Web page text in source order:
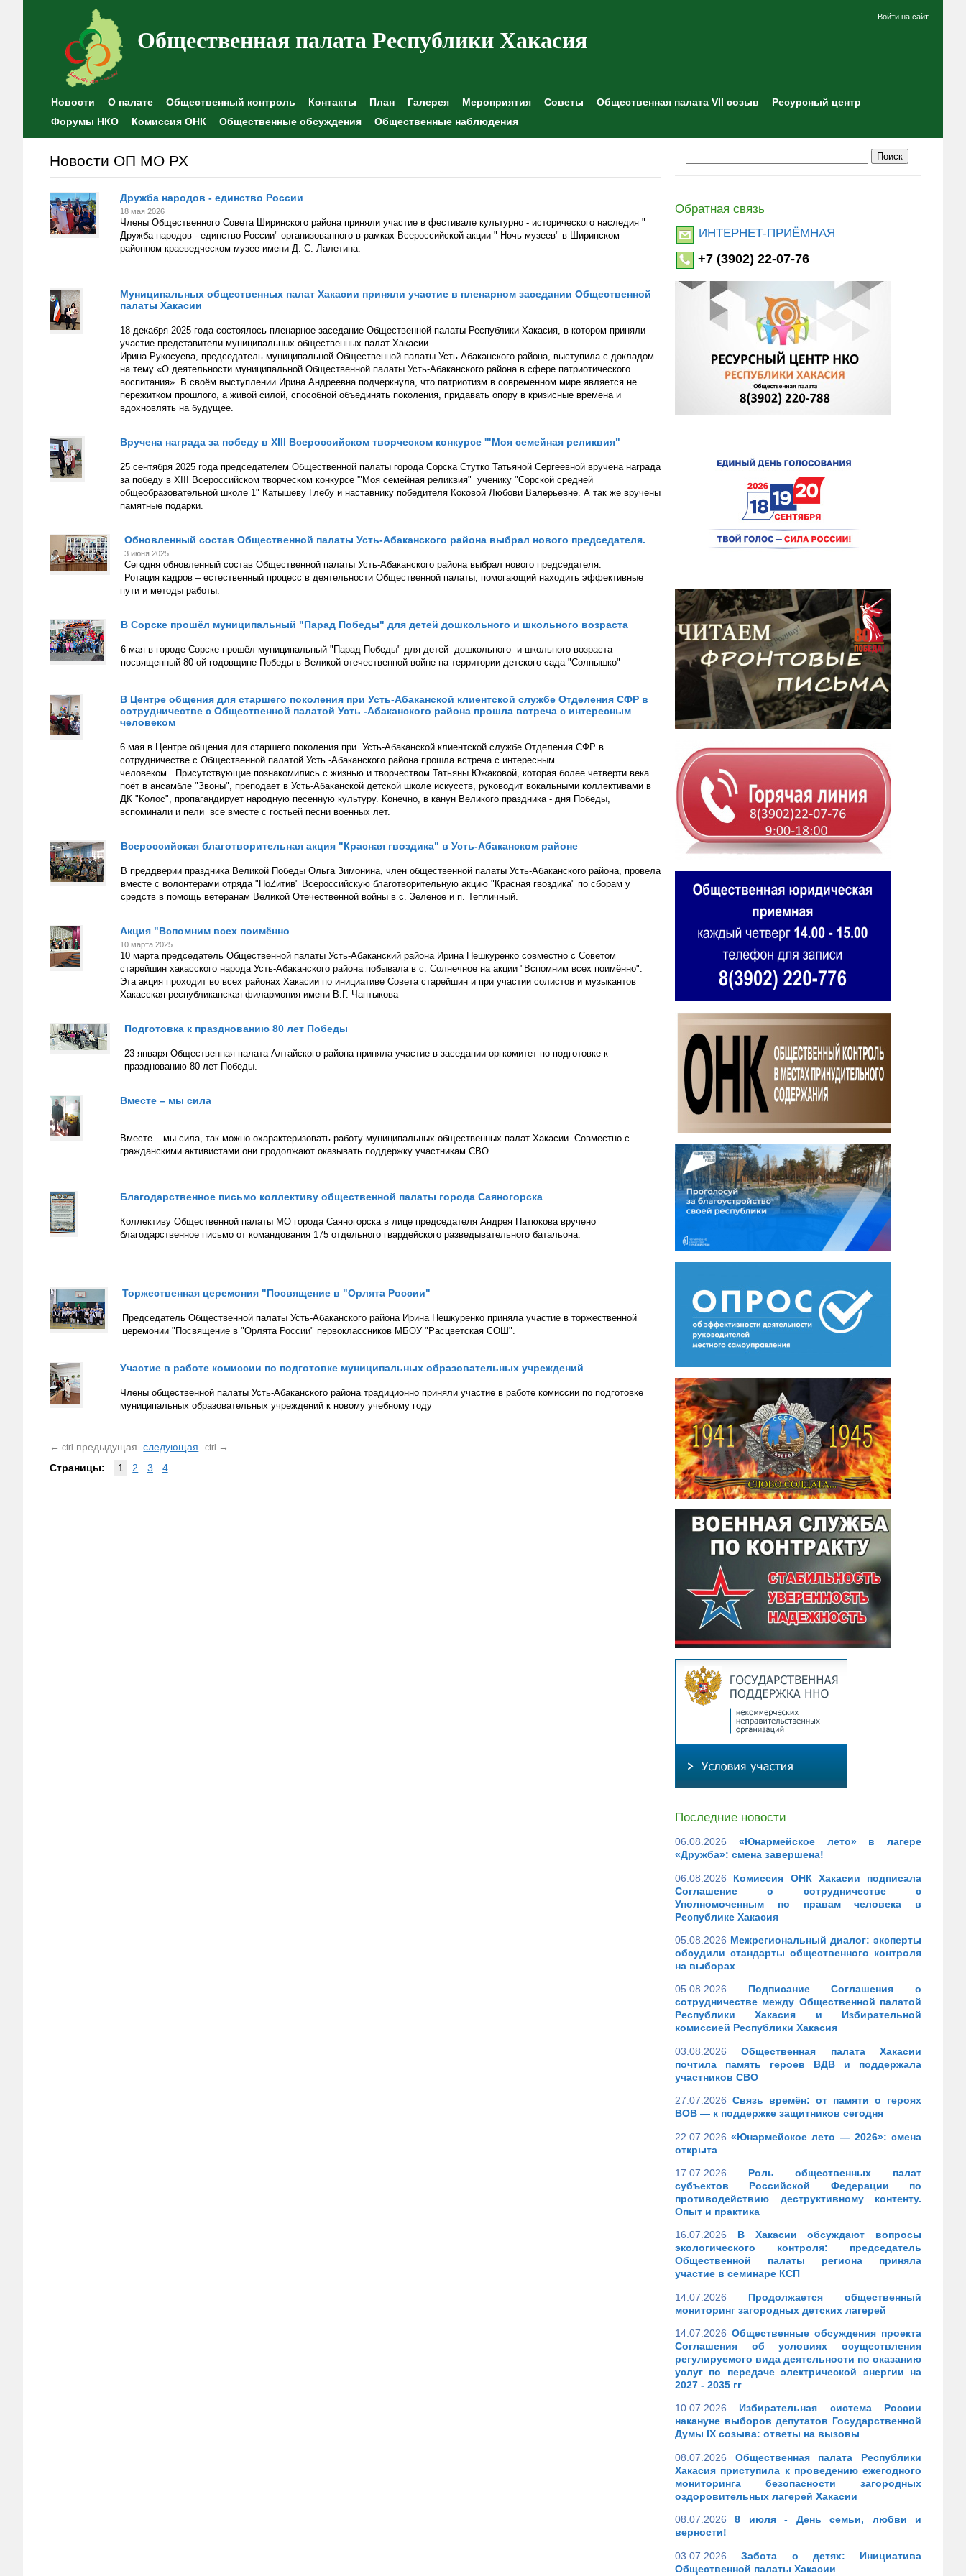
Общественная палата Республики Хакасия
Войти на сайт
Новости О палате Общественный контроль Контакты План Галерея Мероприятия Советы Общественная палата VII созыв
Ресурсный центр
Форумы НКО
Комиссия ОНК Общественные обсуждения Общественные наблюдения
Новости ОП МО РХ
Дружба народов - единство России
18 мая 2026
Члены Общественного Совета Ширинского района приняли участие в фестивале культурно - исторического наследия "
Дружба народов - единство России" организованного в рамках Всероссийской акции " Ночь музеев" в Ширинском
районном краеведческом музее имени Д. С. Лалетина.
Муниципальных общественных палат Хакасии приняли участие в пленарном заседании Общественной
палаты Хакасии
18 декабря 2025 года состоялось пленарное заседание Общественной палаты Республики Хакасия, в котором приняли
участие представители муниципальных общественных палат Хакасии.
Ирина Рукосуева, председатель муниципальной Общественной палаты Усть-Абаканского района, выступила с докладом
на тему «О деятельности муниципальной Общественной палаты Усть-Абаканского района в сфере патриотического
воспитания». В своём выступлении Ирина Андреевна подчеркнула, что патриотизм в современном мире является не
пережитком прошлого, а живой силой, способной объединять поколения, придавать опору в кризисные времена и
вдохновлять на будущее.
Вручена награда за победу в XIII Всероссийском творческом конкурсе '"Моя семейная реликвия"
25 сентября 2025 года председателем Общественной палаты города Сорска Стутко Татьяной Сергеевной вручена награда
за победу в XIII Всероссийском творческом конкурсе '"Моя семейная реликвия" ученику "Сорской средней
общеобразовательной школе 1" Катышеву Глебу и наставнику победителя Коковой Любови Валерьевне. А так же вручены
памятные подарки.
Обновленный состав Общественной палаты Усть-Абаканского района выбрал нового председателя.
3 июня 2025
Сегодня обновленный состав Общественной палаты Усть-Абаканского района выбрал нового председателя.
Ротация кадров – естественный процесс в деятельности Общественной палаты, помогающий находить эффективные
пути и методы работы.
В Сорске прошёл муниципальный "Парад Победы" для детей дошкольного и школьного возраста
6 мая в городе Сорске прошёл муниципальный "Парад Победы" для детей дошкольного и школьного возраста
посвященный 80-ой годовщине Победы в Великой отечественной войне на территории детского сада "Солнышко"
В Центре общения для старшего поколения при Усть-Абаканской клиентской службе Отделения СФР в
сотрудничестве с Общественной палатой Усть -Абаканского района прошла встреча с интересным
человеком
6 мая в Центре общения для старшего поколения при Усть-Абаканской клиентской службе Отделения СФР в
сотрудничестве с Общественной палатой Усть -Абаканского района прошла встреча с интересным
человеком. Присутствующие познакомились с жизнью и творчеством Татьяны Южаковой, которая более четверти века
поёт в ансамбле "Звоны", преподает в Усть-Абаканской детской школе искусств, руководит вокальными коллективами в
ДК "Колос", пропагандирует народную песенную культуру. Конечно, в канун Великого праздника - дня Победы,
вспоминали и пели все вместе с гостьей песни военных лет.
Всероссийская благотворительная акция "Красная гвоздика" в Усть-Абаканском районе
В преддверии праздника Великой Победы Ольга Зимонина, член общественной палаты Усть-Абаканского района, провела
вместе с волонтерами отряда "ПоZитив" Всероссийскую благотворительную акцию "Красная гвоздика" по сборам у
средств в помощь ветеранам Великой Отечественной войны в с. Зеленое и п. Тепличный.
Акция "Вспомним всех поимённо
10 марта 2025
10 марта председатель Общественной палаты Усть-Абаканский района Ирина Нешкуренко совместно с Советом
старейшин хакасского народа Усть-Абаканского района побывала в с. Солнечное на акции "Вспомним всех поимённо".
Эта акция проходит во всех районах Хакасии по инициативе Совета старейшин и при участии солистов и музыкантов
Хакасская республиканская филармония имени В.Г. Чаптыкова
Подготовка к празднованию 80 лет Победы
23 января Общественная палата Алтайского района приняла участие в заседании оргкомитет по подготовке к
празднованию 80 лет Победы.
Вместе – мы сила
Вместе – мы сила, так можно охарактеризовать работу муниципальных общественных палат Хакасии. Совместно с
гражданскими активистами они продолжают оказывать поддержку участникам СВО.
Благодарственное письмо коллективу общественной палаты города Саяногорска
Коллективу Общественной палаты МО города Саяногорска в лице председателя Андрея Патюкова вручено
благодарственное письмо от командования 175 отдельного гвардейского разведывательного батальона.
Торжественная церемония "Посвящение в "Орлята России"
Председатель Общественной палаты Усть-Абаканского района Ирина Нешкуренко приняла участие в торжественной
церемонии "Посвящение в "Орлята России" первоклассников МБОУ "Расцветская СОШ".
Участие в работе комиссии по подготовке муниципальных образовательных учреждений
Члены общественной палаты Усть-Абаканского района традиционно приняли участие в работе комиссии по подготовке
муниципальных образовательных учреждений к новому учебному году
← ctrl предыдущая следующая ctrl
→
Страницы:
1 2 3 4
Обратная связь
ИНТЕРНЕТ-ПРИЁМНАЯ
+7 (3902) 22-07-76
Последние новости
06.08.2026
«Юнармейское лето» в лагере
«Дружба»: смена завершена!
06.08.2026
Комиссия ОНК Хакасии подписала
Соглашение о сотрудничестве с
Уполномоченным по правам человека в
Республике Хакасия
05.08.2026 Межрегиональный диалог: эксперты
обсудили стандарты общественного контроля
на выборах
05.08.2026
Подписание Соглашения о
сотрудничестве между Общественной палатой
Республики Хакасия и Избирательной
комиссией Республики Хакасия
03.08.2026
Общественная палата Хакасии
почтила память героев ВДВ и поддержала
участников СВО
27.07.2026 Связь времён: от памяти о героях
ВОВ — к поддержке защитников сегодня
22.07.2026 «Юнармейское лето — 2026»: смена
открыта
17.07.2026
Роль общественных палат
субъектов Российской Федерации по
противодействию деструктивному контенту.
Опыт и практика
16.07.2026
В Хакасии обсуждают вопросы
экологического контроля: председатель
Общественной палаты региона приняла
участие в семинаре КСП
14.07.2026
Продолжается общественный
мониторинг загородных детских лагерей
14.07.2026 Общественные обсуждения проекта
Соглашения об условиях осуществления
регулируемого вида деятельности по оказанию
услуг по передаче электрической энергии на
2027 - 2035 гг
10.07.2026
Избирательная система России
накануне выборов депутатов Государственной
Думы IX созыва: ответы на вызовы
08.07.2026
Общественная палата Республики
Хакасия приступила к проведению ежегодного
мониторинга безопасности загородных
оздоровительных лагерей Хакасии
08.07.2026
8 июля - День семьи, любви и
верности!
03.07.2026
Забота о детях: Инициатива
Общественной палаты Хакасии